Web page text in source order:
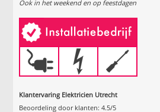
Ook in het weekend en op feestdagen
Klantervaring Elektricien Utrecht
Beoordeling door klanten:4.5/5